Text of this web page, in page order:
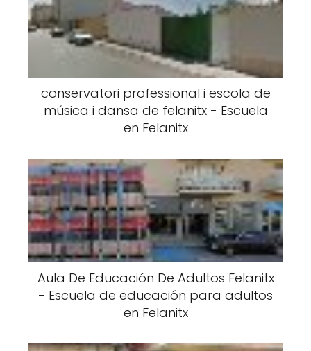
conservatori professional i escola de
música i dansa de felanitx - Escuela
en Felanitx
Aula De Educación De Adultos Felanitx
- Escuela de educación para adultos
en Felanitx